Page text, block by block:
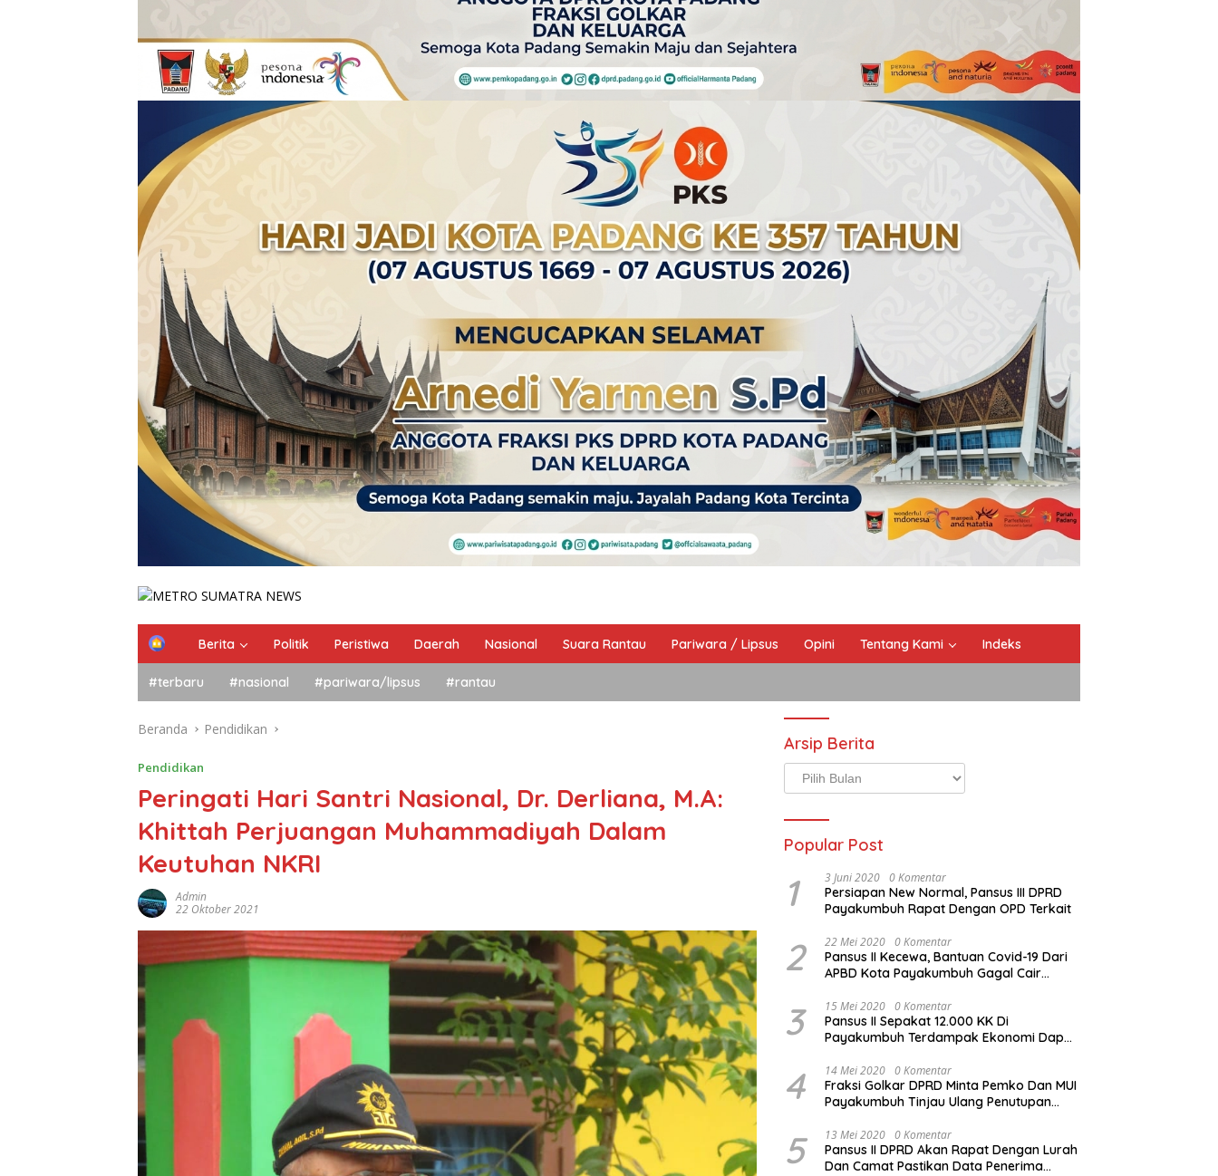
Berita Politik Peristiwa Daerah Nasional Suara Rantau Pariwara / Lipsus Opini Tentang Kami Indeks
#terbaru #nasional #pariwara/lipsus #rantau
Beranda Pendidikan
Pendidikan
Peringati Hari Santri Nasional, Dr. Derliana, M.A:
Khittah Perjuangan Muhammadiyah Dalam
Keutuhan NKRI
Admin
22 Oktober 2021
Arsip Berita
Arsip
Berita
Popular Post
1 3 Juni 2020 0 Komentar
Persiapan New Normal, Pansus III DPRD
Payakumbuh Rapat Dengan OPD Terkait
2 22 Mei 2020 0 Komentar
Pansus II Kecewa, Bantuan Covid-19 Dari
APBD Kota Payakumbuh Gagal Cair
3 15 Mei 2020 0 Komentar
Pansus II Sepakat 12.000 KK Di
Payakumbuh Terdampak Ekonomi Dapat
4 14 Mei 2020 0 Komentar
Fraksi Golkar DPRD Minta Pemko Dan MUI
Payakumbuh Tinjau Ulang Penutupan
5 13 Mei 2020 0 Komentar
Pansus II DPRD Akan Rapat Dengan Lurah
Dan Camat Pastikan Data Penerima